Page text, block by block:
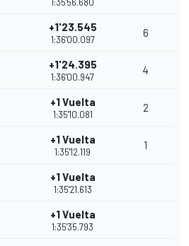
+1'23.545
1:36'00.097
6
+1'24.395
1:36'00.947
4
+1 Vuelta
1:35'10.081
2
+1 Vuelta
1:35'12.119
1
+1 Vuelta
1:35'21.613
+1 Vuelta
1:35'35.793